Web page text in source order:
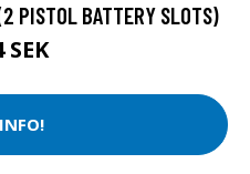
PISTOL BATTERY SLOTS)
SEK